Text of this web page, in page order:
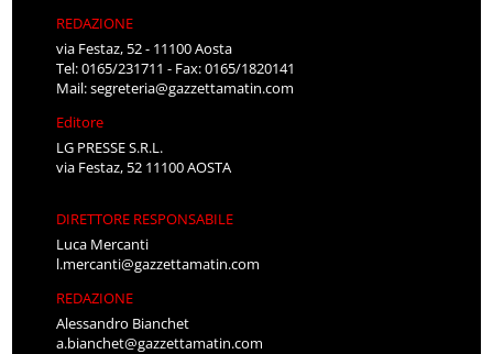
REDAZIONE
via Festaz, 52 - 11100 Aosta
Tel: 0165/231711 - Fax: 0165/1820141
Mail:segreteria@gazzettamatin.com
Editore
LG PRESSE S.R.L.
via Festaz, 52 11100 AOSTA
DIRETTORE RESPONSABILE
Luca Mercanti
l.mercanti@gazzettamatin.com
REDAZIONE
Alessandro Bianchet
a.bianchet@gazzettamatin.com